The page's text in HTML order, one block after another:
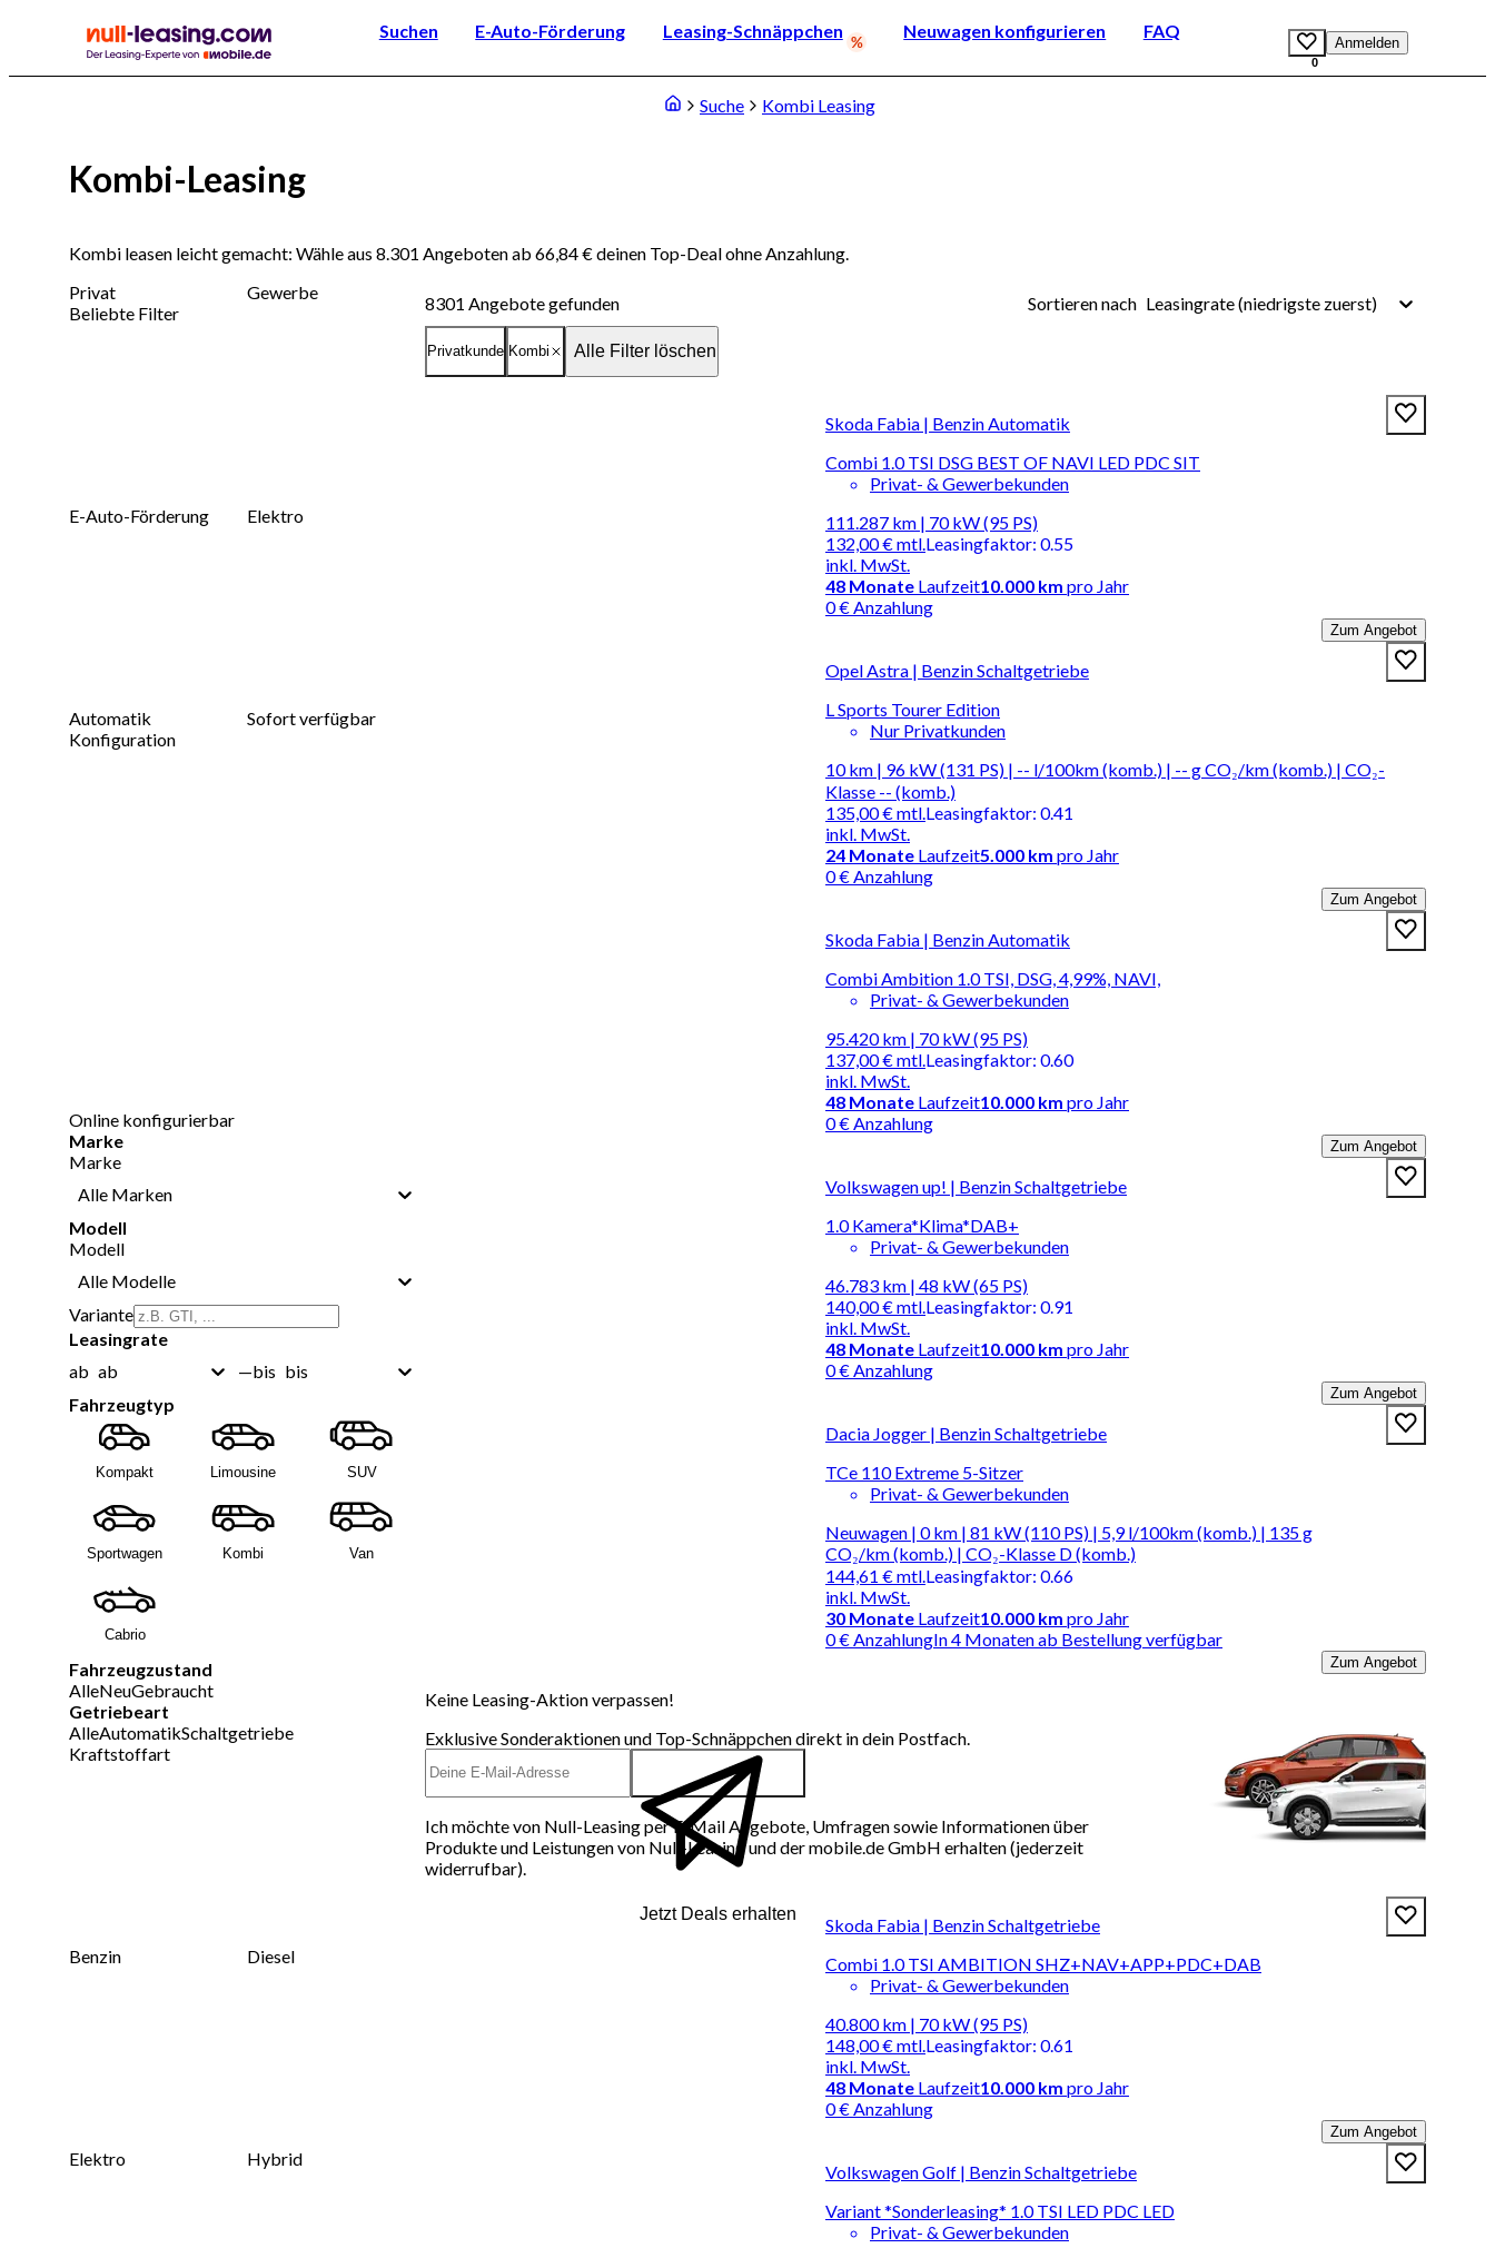
Suchen E-Auto-Förderung Leasing-Schnäppchen Neuwagen konfigurieren FAQ
0
Anmelden
Suche Kombi Leasing
Kombi-Leasing
Kombi leasen leicht gemacht: Wähle aus 8.301 Angeboten ab 66,84 € deinen Top-Deal ohne Anzahlung.
Privat
Gewerbe
Beliebte Filter
E-Auto-Förderung Elektro
Automatik
Sofort verfügbar
Konfiguration
Online konfigurierbar
Marke
Marke
Alle Marken
Modell
Modell
Alle Modelle
Variante
Leasingrate
ab ab —bis bis
Fahrzeugtyp
Kompakt Limousine SUV
Sportwagen Kombi Van
Cabrio
Fahrzeugzustand
AlleNeuGebraucht
Getriebeart
AlleAutomatikSchaltgetriebe
Kraftstoffart
Benzin Diesel
Elektro Hybrid
8301 Angebote gefunden Sortieren nach Leasingrate (niedrigste zuerst)
Privatkunde Kombi Alle Filter löschen
Skoda Fabia | Benzin Automatik
Combi 1.0 TSI DSG BEST OF NAVI LED PDC SIT
Privat- & Gewerbekunden
111.287 km | 70 kW (95 PS)
132,00 €mtl.
inkl. MwSt.
Leasingfaktor: 0.55
48 Monate Laufzeit10.000 km pro Jahr
0 € Anzahlung
Zum Angebot
Opel Astra | Benzin Schaltgetriebe
L Sports Tourer Edition
Nur Privatkunden
10 km | 96 kW (131 PS) | -- l/100km (komb.) | -- g CO₂/km (komb.) | CO₂-
Klasse -- (komb.)
135,00 €mtl.
inkl. MwSt.
Leasingfaktor: 0.41
24 Monate Laufzeit5.000 km pro Jahr
0 € Anzahlung
Zum Angebot
Skoda Fabia | Benzin Automatik
Combi Ambition 1.0 TSI, DSG, 4,99%, NAVI,
Privat- & Gewerbekunden
95.420 km | 70 kW (95 PS)
137,00 €mtl.
inkl. MwSt.
Leasingfaktor: 0.60
48 Monate Laufzeit10.000 km pro Jahr
0 € Anzahlung
Zum Angebot
Volkswagen up! | Benzin Schaltgetriebe
1.0 Kamera*Klima*DAB+
Privat- & Gewerbekunden
46.783 km | 48 kW (65 PS)
140,00 €mtl.
inkl. MwSt.
Leasingfaktor: 0.91
48 Monate Laufzeit10.000 km pro Jahr
0 € Anzahlung
Zum Angebot
Dacia Jogger | Benzin Schaltgetriebe
TCe 110 Extreme 5-Sitzer
Privat- & Gewerbekunden
Neuwagen | 0 km | 81 kW (110 PS) | 5,9 l/100km (komb.) | 135 g
CO₂/km (komb.) | CO₂-Klasse D (komb.)
144,61 €mtl.
inkl. MwSt.
Leasingfaktor: 0.66
30 Monate Laufzeit10.000 km pro Jahr
0 € AnzahlungIn 4 Monaten ab Bestellung verfügbar
Zum Angebot
Keine Leasing-Aktion verpassen!
Exklusive Sonderaktionen und Top-Schnäppchen direkt in dein Postfach.
Jetzt Deals erhalten
Ich möchte von Null-Leasing per E-Mail Angebote, Umfragen sowie Informationen über
Produkte und Leistungen von Null-Leasing und der mobile.de GmbH erhalten (jederzeit
widerrufbar).
Skoda Fabia | Benzin Schaltgetriebe
Combi 1.0 TSI AMBITION SHZ+NAV+APP+PDC+DAB
Privat- & Gewerbekunden
40.800 km | 70 kW (95 PS)
148,00 €mtl.
inkl. MwSt.
Leasingfaktor: 0.61
48 Monate Laufzeit10.000 km pro Jahr
0 € Anzahlung
Zum Angebot
Volkswagen Golf | Benzin Schaltgetriebe
Variant *Sonderleasing* 1.0 TSI LED PDC LED
Privat- & Gewerbekunden